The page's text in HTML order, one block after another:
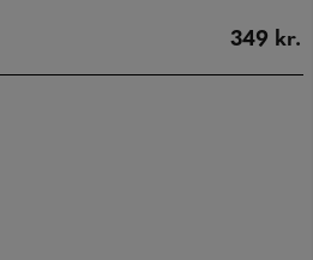
349 kr.